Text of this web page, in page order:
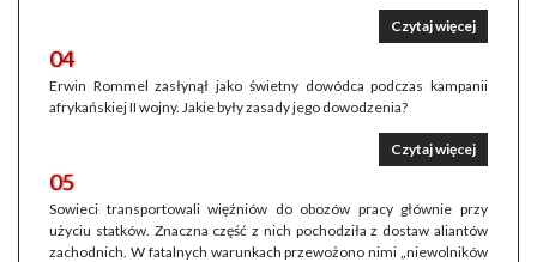
Czytaj więcej
04
Erwin Rommel zasłynął jako świetny dowódca podczas kampanii
afrykańskiej II wojny. Jakie były zasady jego dowodzenia?
Czytaj więcej
05
Sowieci transportowali więźniów do obozów pracy głównie przy
użyciu statków. Znaczna część z nich pochodziła z dostaw aliantów
zachodnich. W fatalnych warunkach przewożono nimi „niewolników